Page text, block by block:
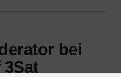
bei